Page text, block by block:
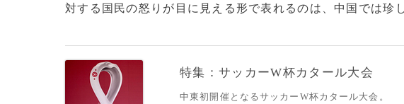
対する国民の怒りが目に見える形で表れるのは、中国では珍
特集：サッカーW杯カタール大会
中東初開催となるサッカーW杯カタール大会。